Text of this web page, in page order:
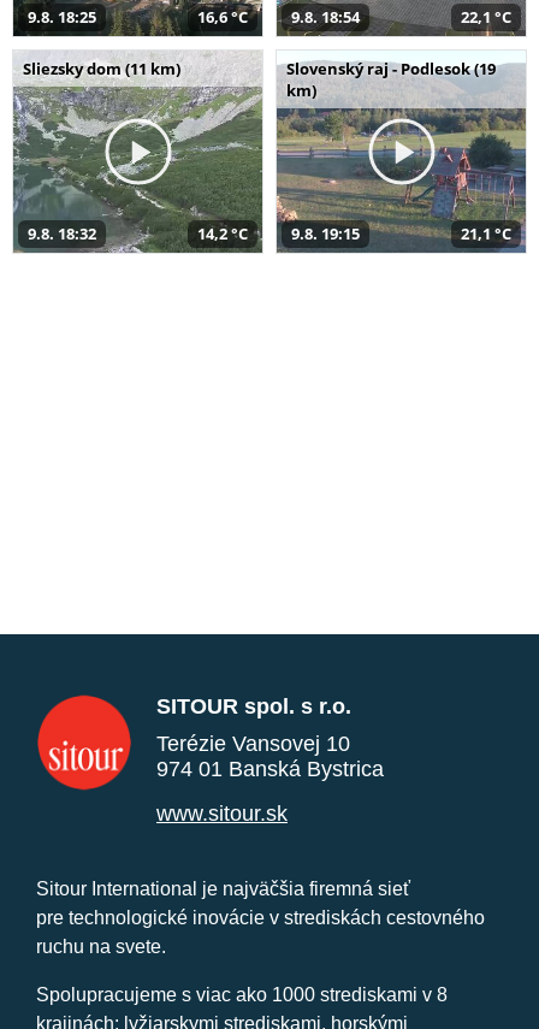
9.8. 18:25 16,6 °C 9.8. 18:54 22,1 °C
Sliezsky dom (11 km)
9.8. 18:32 14,2 °C
Slovenský raj - Podlesok (19
km)
9.8. 19:15 21,1 °C
SITOUR spol. s r.o.
Terézie Vansovej 10
974 01 Banská Bystrica
www.sitour.sk
Sitour International je najväčšia firemná sieť
pre technologické inovácie v strediskách cestovného
ruchu na svete.
Spolupracujeme s viac ako 1000 strediskami v 8
krajinách: lyžiarskymi strediskami, horskými